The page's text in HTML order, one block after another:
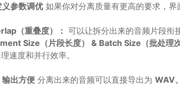
参数调优 如果你对分离质量有更高的要求，
（重叠度）： 可以让拆分出来的音频片段衔
Size（片段长度） & Batch Size（批处理
速度和并行效率。
出方便 分离出来的音频可以直接导出为 WAV